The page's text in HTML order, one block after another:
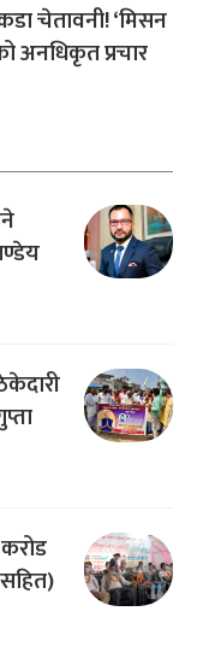
चेतावनी! ‘मिसन
अनधिकृत प्रचार